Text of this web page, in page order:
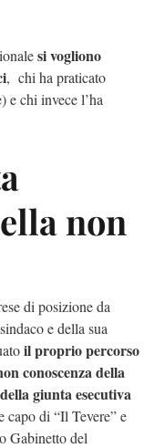
si vogliono
, chi ha praticato
e chi invece l’ha
non
di posizione da
e della sua
il proprio percorso
conoscenza della
giunta esecutiva
capo di “Il Tevere” e
Gabinetto del